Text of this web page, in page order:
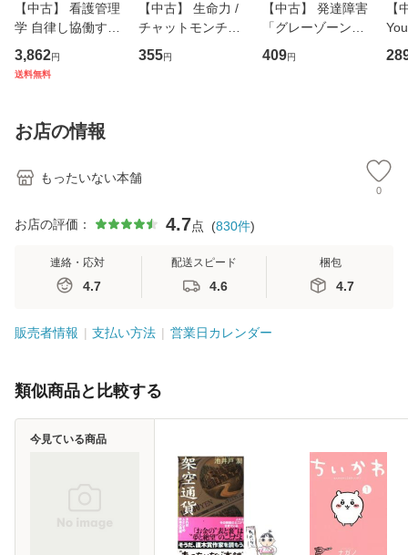
【中古】 看護管理
学 自律し協働する
専門職の看護マネ
ジメントスキル 改
恵 藤本幸三 / 南江
堂 [単行
3,862円
送料無料
【中古】 生命力 /
チャットモンチー /
キューンレコード
[CD]【メール便送
355円
【中古】 発達障害
「グレーゾーン」
その正しい理解と
克服法 (SB新書 57
409円
【
のが
お店の情報
もったいない本舗
0
お店の評価： 4.7点 (830件)
連絡・応対
4.7
配送スピード
4.6
梱包
4.7
販売者情報 支払い方法 営業日カレンダー
類似商品と比較する
今見ている商品